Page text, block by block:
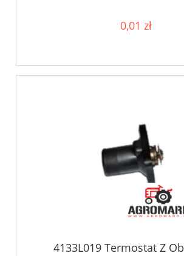
0,01 zł
4133L019 Termostat Z